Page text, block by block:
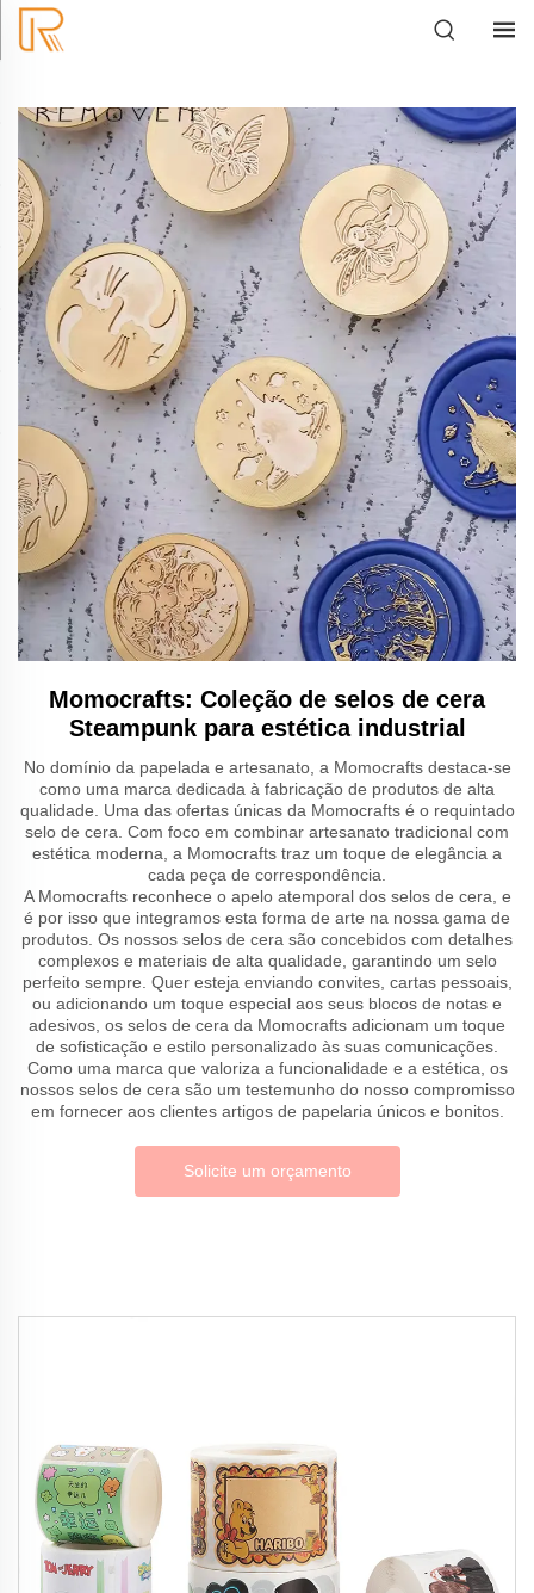
Momocrafts: Coleção de selos de cera
Steampunk para estética industrial
No domínio da papelada e artesanato, a Momocrafts destaca-se
como uma marca dedicada à fabricação de produtos de alta
qualidade. Uma das ofertas únicas da Momocrafts é o requintado
selo de cera. Com foco em combinar artesanato tradicional com
estética moderna, a Momocrafts traz um toque de elegância a
cada peça de correspondência.
A Momocrafts reconhece o apelo atemporal dos selos de cera, e
é por isso que integramos esta forma de arte na nossa gama de
produtos. Os nossos selos de cera são concebidos com detalhes
complexos e materiais de alta qualidade, garantindo um selo
perfeito sempre. Quer esteja enviando convites, cartas pessoais,
ou adicionando um toque especial aos seus blocos de notas e
adesivos, os selos de cera da Momocrafts adicionam um toque
de sofisticação e estilo personalizado às suas comunicações.
Como uma marca que valoriza a funcionalidade e a estética, os
nossos selos de cera são um testemunho do nosso compromisso
em fornecer aos clientes artigos de papelaria únicos e bonitos.
Solicite um orçamento